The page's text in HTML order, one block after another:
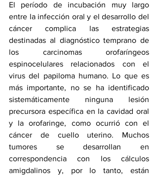
El período de incubación muy largo
entre la infección oral y el desarrollo del
cáncer complica las estrategias
destinadas al diagnóstico temprano de
los carcinomas orofaríngeos
espinocelulares relacionados con el
virus del papiloma humano. Lo que es
más importante, no se ha identificado
sistemáticamente ninguna lesión
precursora específica en la cavidad oral
y la orofaringe, como ocurrió con el
cáncer de cuello uterino. Muchos
tumores se desarrollan en
correspondencia con los cálculos
amigdalinos y, por lo tanto, están